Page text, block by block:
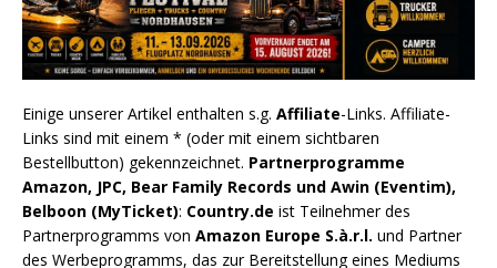
Einige unserer Artikel enthalten s.g. Affiliate-Links. Affiliate-
Links sind mit einem * (oder mit einem sichtbaren
Bestellbutton) gekennzeichnet. Partnerprogramme
Amazon, JPC, Bear Family Records und Awin (Eventim),
Belboon (MyTicket): Country.de ist Teilnehmer des
Partnerprogramms von Amazon Europe S.à.r.l. und Partner
des Werbeprogramms, das zur Bereitstellung eines Mediums